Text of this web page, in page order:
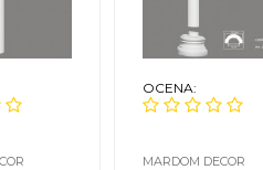
OCENA:
MARDOM DECOR